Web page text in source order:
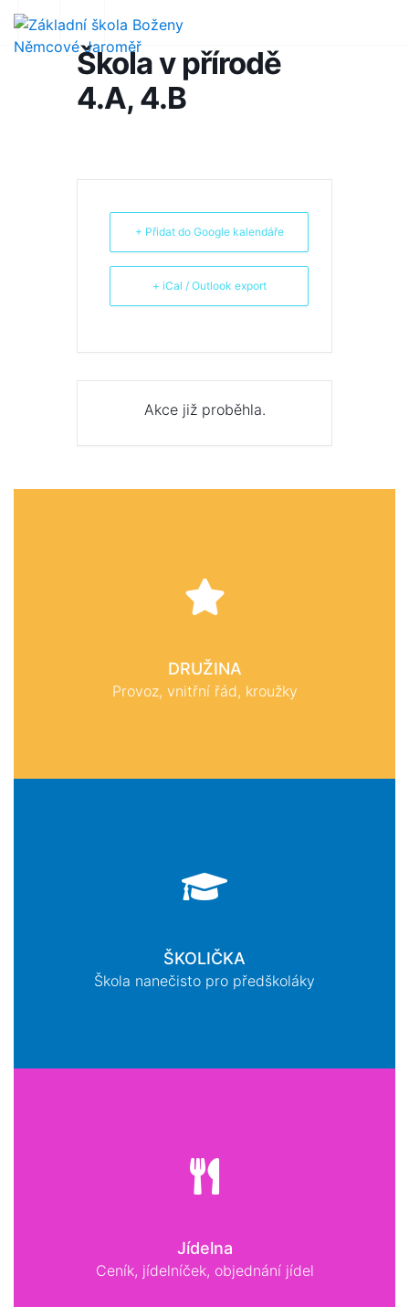
Škola v přírodě
4.A, 4.B
+ Přidat do Google kalendáře
+ iCal / Outlook export
Akce již proběhla.
DRUŽINA
Provoz, vnitřní řád, kroužky
ŠKOLIČKA
Škola nanečisto pro předškoláky
Jídelna
Ceník, jídelníček, objednání jídel